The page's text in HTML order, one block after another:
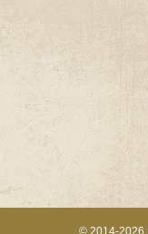
© 2014-2026